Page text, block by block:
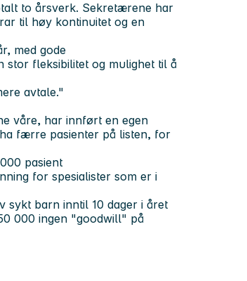
to årsverk. Sekretærene har
til høy kontinuitet og en
med gode
stor fleksibilitet og mulighet til å
avtale."
våre, har innført en egen
færre pasienter på listen, for
pasient
for spesialister som er i
sykt barn inntil 10 dager i året
000 ingen "goodwill" på